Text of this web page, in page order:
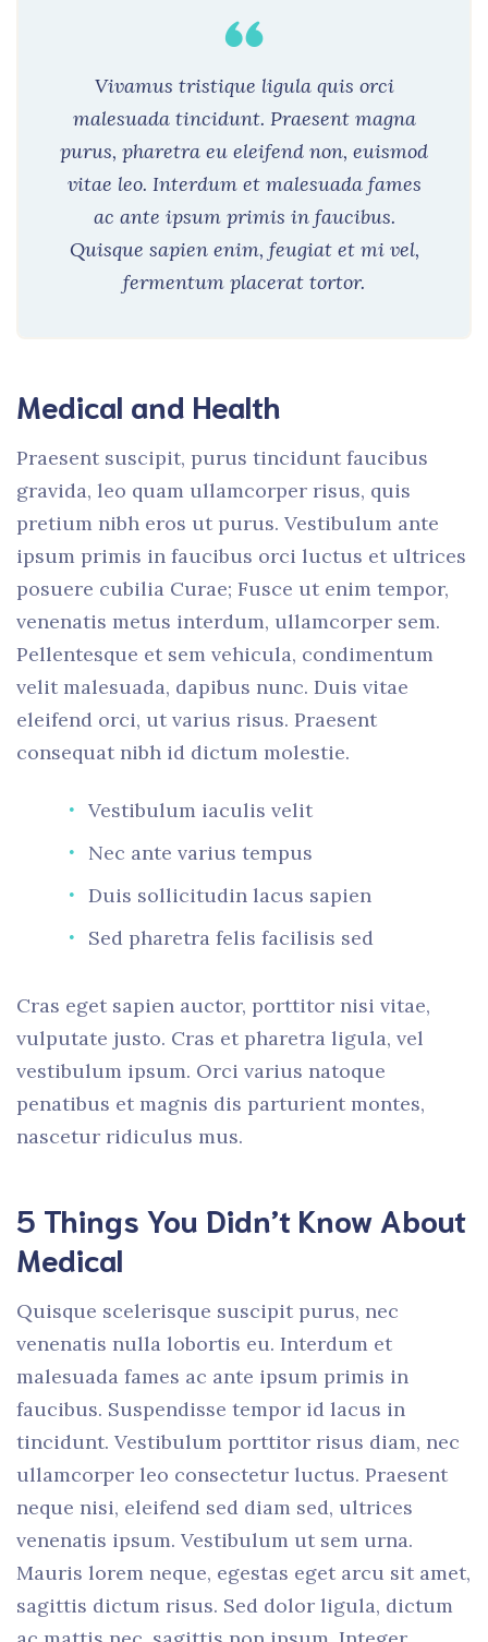
Vivamus tristique ligula quis orci
malesuada tincidunt. Praesent magna
purus, pharetra eu eleifend non, euismod
vitae leo. Interdum et malesuada fames
ac ante ipsum primis in faucibus.
Quisque sapien enim, feugiat et mi vel,
fermentum placerat tortor.
Medical and Health
Praesent suscipit, purus tincidunt faucibus
gravida, leo quam ullamcorper risus, quis
pretium nibh eros ut purus. Vestibulum ante
ipsum primis in faucibus orci luctus et ultrices
posuere cubilia Curae; Fusce ut enim tempor,
venenatis metus interdum, ullamcorper sem.
Pellentesque et sem vehicula, condimentum
velit malesuada, dapibus nunc. Duis vitae
eleifend orci, ut varius risus. Praesent
consequat nibh id dictum molestie.
Vestibulum iaculis velit
Nec ante varius tempus
Duis sollicitudin lacus sapien
Sed pharetra felis facilisis sed
Cras eget sapien auctor, porttitor nisi vitae,
vulputate justo. Cras et pharetra ligula, vel
vestibulum ipsum. Orci varius natoque
penatibus et magnis dis parturient montes,
nascetur ridiculus mus.
5 Things You Didn’t Know About
Medical
Quisque scelerisque suscipit purus, nec
venenatis nulla lobortis eu. Interdum et
malesuada fames ac ante ipsum primis in
faucibus. Suspendisse tempor id lacus in
tincidunt. Vestibulum porttitor risus diam, nec
ullamcorper leo consectetur luctus. Praesent
neque nisi, eleifend sed diam sed, ultrices
venenatis ipsum. Vestibulum ut sem urna.
Mauris lorem neque, egestas eget arcu sit amet,
sagittis dictum risus. Sed dolor ligula, dictum